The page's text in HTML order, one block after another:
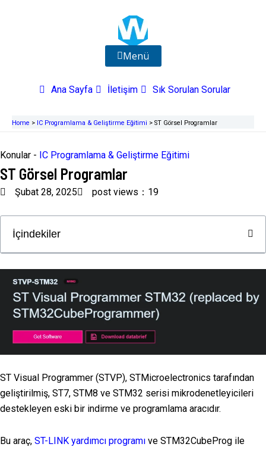
Menü
Ana Sayfa İletişim Sık Sorulan Sorular
Home > IC Programlama & Geliştirme Eğitimi > ST Görsel Programlar
Konular - IC Programlama & Geliştirme Eğitimi
ST Görsel Programlar
Şubat 28, 2025 post views：19
İçindekiler
ST Visual Programmer (STVP), STMicroelectronics tarafından
geliştirilmiş, ST7, STM8 ve STM32 serisi mikrodenetleyicileri
destekleyen eski bir indirme ve programlama aracıdır.
Bu araç, ST-LINK yardımcı programı ve STM32CubeProg ile